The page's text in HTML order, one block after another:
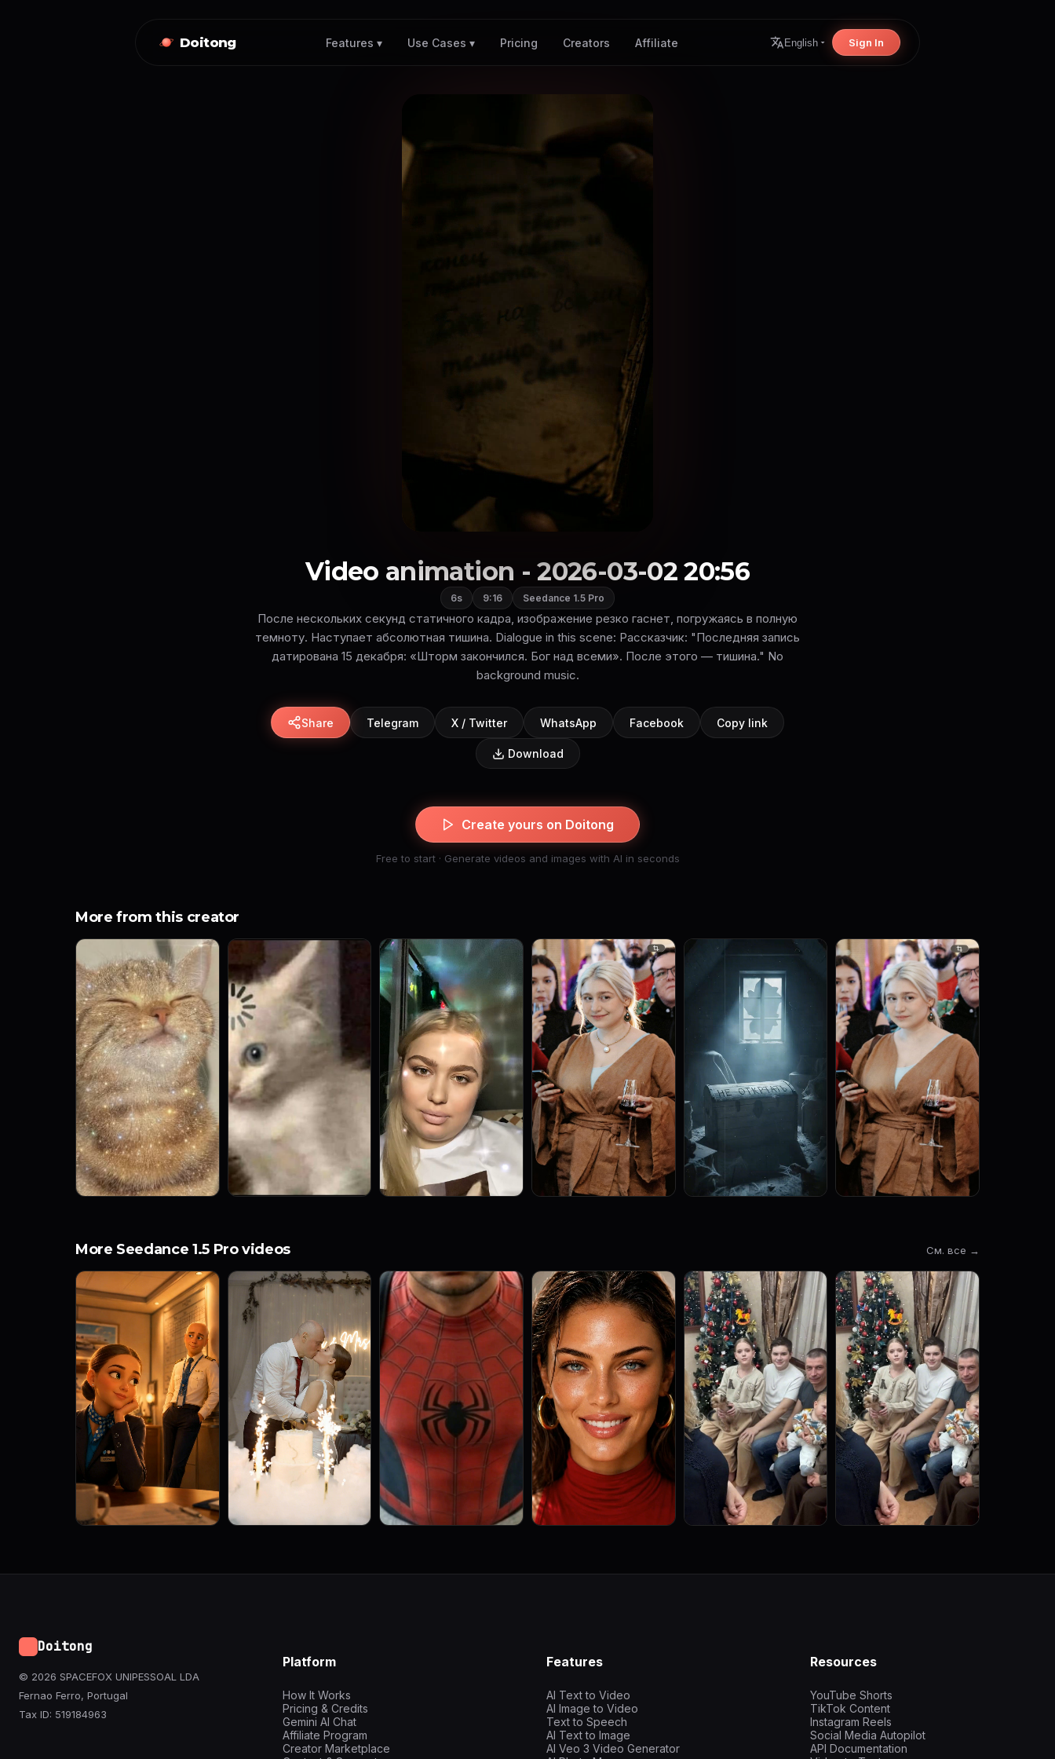
Doitong Features ▾ Use Cases ▾ Pricing Creators Affiliate English Sign In
Video animation - 2026-03-02 20:56
6s 9:16 Seedance 1.5 Pro
После нескольких секунд статичного кадра, изображение резко гаснет, погружаясь в полную
темноту. Наступает абсолютная тишина. Dialogue in this scene: Рассказчик: "Последняя запись
датирована 15 декабря: «Шторм закончился. Бог над всеми». После этого — тишина." No
background music.
Share Telegram X / Twitter WhatsApp Facebook Copy link
Download
Create yours on Doitong
Free to start · Generate videos and images with AI in seconds
More from this creator
More Seedance 1.5 Pro videos См. все →
Doitong
© 2026 SPACEFOX UNIPESSOAL LDA
Fernao Ferro, Portugal
Tax ID: 519184963
Platform
How It Works
Pricing & Credits
Gemini AI Chat
Affiliate Program
Creator Marketplace
Features
AI Text to Video
AI Image to Video
Text to Speech
AI Text to Image
AI Veo 3 Video Generator
Resources
YouTube Shorts
TikTok Content
Instagram Reels
Social Media Autopilot
API Documentation